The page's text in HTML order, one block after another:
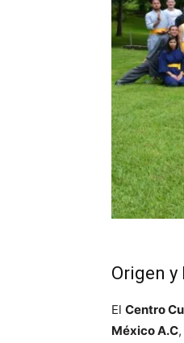
Origen y
El Centro
México A.C